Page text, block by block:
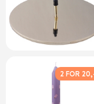
2 FOR